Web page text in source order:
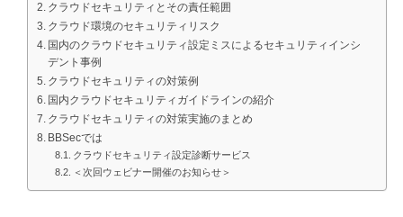
クラウドセキュリティとその責任範囲
クラウド環境のセキュリティリスク
国内のクラウドセキュリティ設定ミスによるセキュリティインシ
デント事例
クラウドセキュリティの対策例
国内クラウドセキュリティガイドラインの紹介
クラウドセキュリティの対策実施のまとめ
BBSecでは
クラウドセキュリティ設定診断サービス
＜次回ウェビナー開催のお知らせ＞